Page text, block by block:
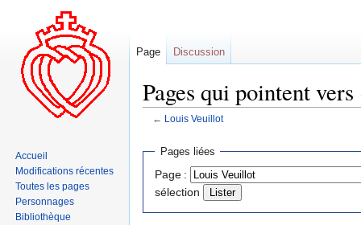
Pages qui pointent
← Louis Veuillot
Aller
navigation
Aller
recherche
Pages liées
Page :
sélection
Page Discussion
Accueil
Modifications récentes
Toutes les pages
Personnages
Bibliothèque